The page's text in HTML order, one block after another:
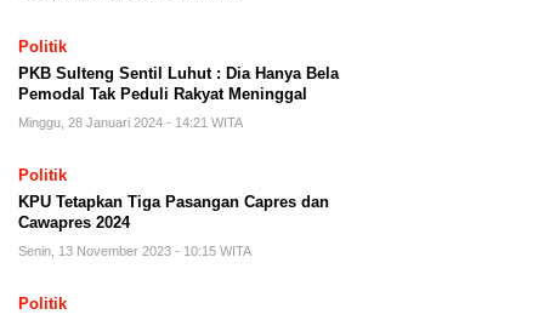
Politik
PKB Sulteng Sentil Luhut : Dia Hanya Bela
Pemodal Tak Peduli Rakyat Meninggal
Minggu, 28 Januari 2024 - 14:21 WITA
Politik
KPU Tetapkan Tiga Pasangan Capres dan
Cawapres 2024
Senin, 13 November 2023 - 10:15 WITA
Politik